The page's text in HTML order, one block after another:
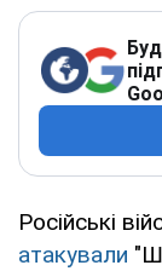
Російські
атакували